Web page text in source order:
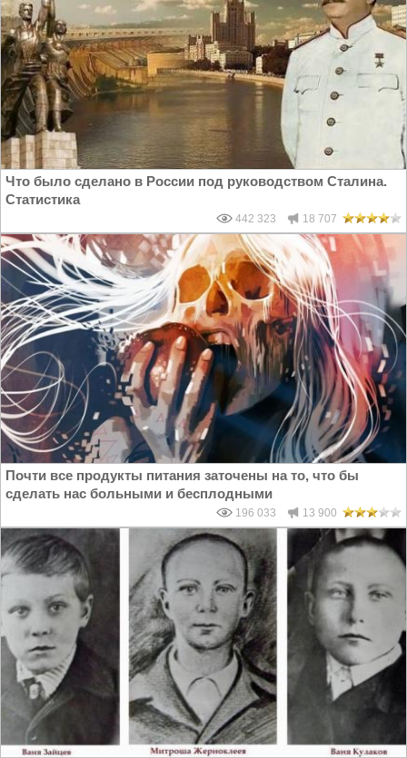
Что было сделано в России под руководством Сталина.
Статистика
442 323 18 707
Почти все продукты питания заточены на то, что бы
сделать нас больными и бесплодными
196 033 13 900